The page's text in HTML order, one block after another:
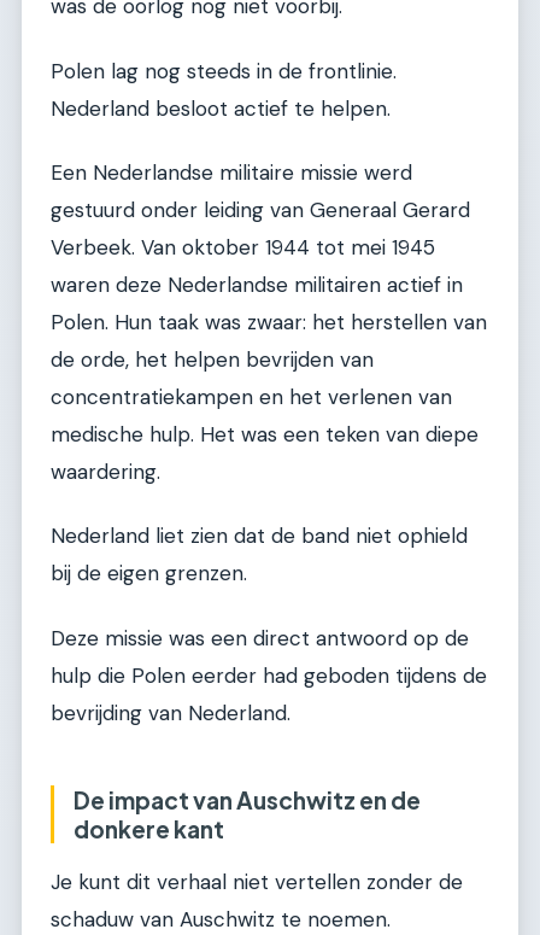
was de oorlog nog niet voorbij.
Polen lag nog steeds in de frontlinie.
Nederland besloot actief te helpen.
Een Nederlandse militaire missie werd
gestuurd onder leiding van Generaal Gerard
Verbeek. Van oktober 1944 tot mei 1945
waren deze Nederlandse militairen actief in
Polen. Hun taak was zwaar: het herstellen van
de orde, het helpen bevrijden van
concentratiekampen en het verlenen van
medische hulp. Het was een teken van diepe
waardering.
Nederland liet zien dat de band niet ophield
bij de eigen grenzen.
Deze missie was een direct antwoord op de
hulp die Polen eerder had geboden tijdens de
bevrijding van Nederland.
De impact van Auschwitz en de
donkere kant
Je kunt dit verhaal niet vertellen zonder de
schaduw van Auschwitz te noemen.